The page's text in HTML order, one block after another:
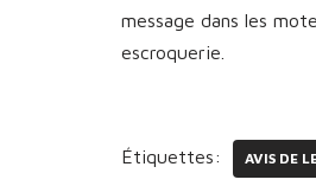
message dans les
escroquerie.
Étiquettes: AVIS DE